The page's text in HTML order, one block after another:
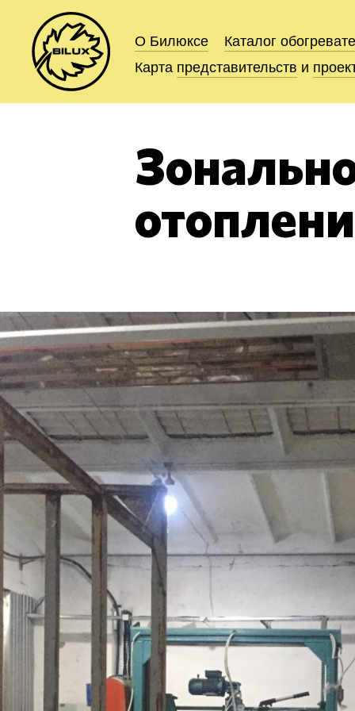
О Билюксе Каталог
Карта представительств и
О Билюксе Каталог
Карта представительств и